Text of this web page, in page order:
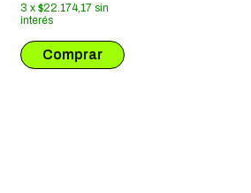
3 x $22.174,17 sin
interés